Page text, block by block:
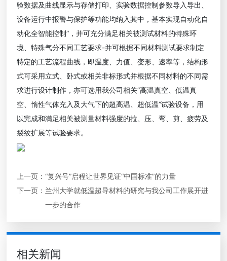
验数据及曲线显示与存储打印、实验数据控制参数导入导出、
设备运行中报警与保护等功能均纳入其中，基本实现自动化自
动化全智能控制”，并可充分满足相关被测试材料的特殊环
境、特殊气分不同工艺要求-并可根据不同材料测试要求制定
特定的工艺流程曲线，即温度、力值、变形、速率等，结构形
式可采用立式、卧式或相关非标形式并根据不同材料的不同需
求进行设计制作，亦可选用我公司相关“高温真空、低温真
空、惰性气体充入及大气下的超高温、超低温”试验设备，用
以完成和满足相关被测量材料强度的拉、压、弯、剪、疲劳及
裂纹扩展等试验要求。
上一页：“复兴号”启程让世界见证“中国标准”的力量
下一页： 兰州大学就低温超导材料的研究与我公司工作展开进
一步的合作
相关新闻